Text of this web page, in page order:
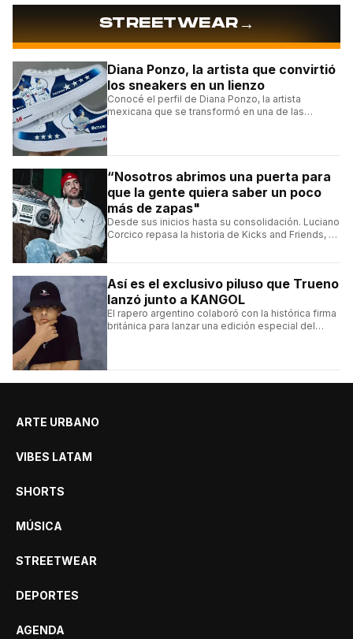
STREETWEAR→
Diana Ponzo, la artista que convirtió
los sneakers en un lienzo
Conocé el perfil de Diana Ponzo, la artista
mexicana que se transformó en una de las
“Nosotros abrimos una puerta para
que la gente quiera saber un poco
más de zapas"
Desde sus inicios hasta su consolidación. Luciano
Corcico repasa la historia de Kicks and Friends, el
Así es el exclusivo piluso que Trueno
lanzó junto a KANGOL
El rapero argentino colaboró con la histórica firma
británica para lanzar una edición especial del
ARTE URBANO
VIBES LATAM
SHORTS
MÚSICA
STREETWEAR
DEPORTES
AGENDA